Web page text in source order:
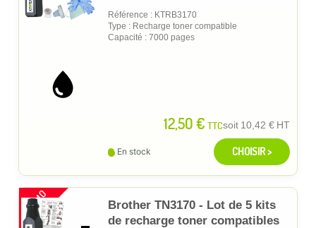
Référence : KTRB3170
Type : Recharge toner compatible
Capacité : 7000 pages
12,50 € TTCsoit 10,42 € HT
En stock CHOISIR >
PROMO
Brother TN3170 - Lot de 5 kits
de recharge toner compatibles